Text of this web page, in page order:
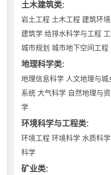
土木建筑类:
岩土工程 土木工程 建筑环
建筑学 给排水科学与工程
城市规划 城市地下空间工程
地理科学类:
地理信息科学 人文地理与城
系统 大气科学 自然地理与
学
环境科学与工程类:
环境工程 环境科学 水质科
科学
矿业类: